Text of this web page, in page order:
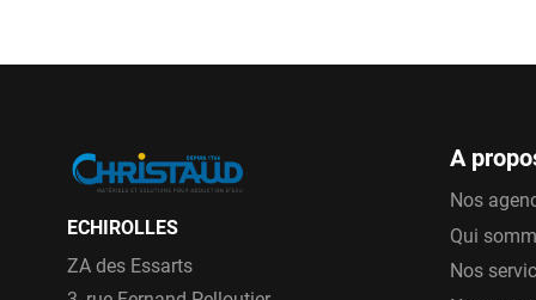
ECHIROLLES
ZA des Essarts
A
Nos
Qui
Nos